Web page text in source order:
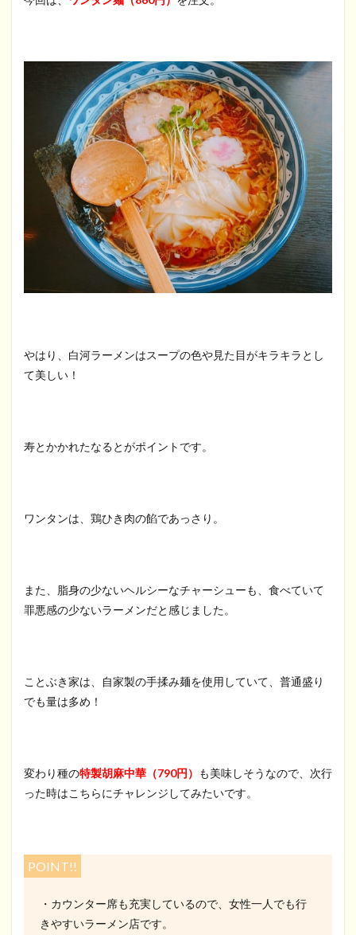
やはり、白河ラーメンはスープの色や見た目がキラキラとし
て美しい！
寿とかかれたなるとがポイントです。
ワンタンは、鶏ひき肉の餡であっさり。
また、脂身の少ないヘルシーなチャーシューも、食べていて
罪悪感の少ないラーメンだと感じました。
ことぶき家は、自家製の手揉み麺を使用していて、普通盛り
でも量は多め！
変わり種の特製胡麻中華（790円） も美味しそうなので、次行
った時はこちらにチャレンジしてみたいです。
POINT!!
・カウンター席も充実しているので、女性一人でも行
きやすいラーメン店です。